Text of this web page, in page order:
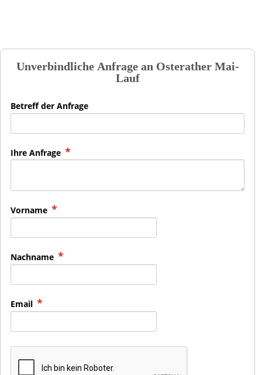
Unverbindliche Anfrage an Osterather Mai-
Lauf
Betreff der Anfrage
Ihre Anfrage
Vorname
Nachname
Email